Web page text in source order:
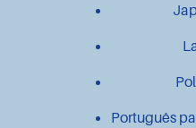
Português